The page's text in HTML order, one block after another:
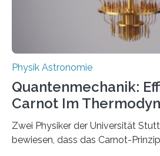
Physik Astronomie
Quantenmechanik:
Carnot Im
Zwei Physiker der Universität
bewiesen, dass das Carnot-